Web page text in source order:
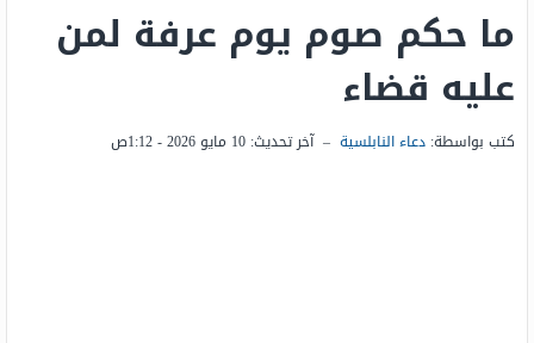
ما حكم صوم يوم عرفة لمن
عليه قضاء
كتب بواسطة: دعاء النابلسية – آخر تحديث: 10 مايو 2026 - 1:12ص